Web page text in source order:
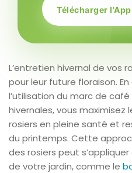
Télécharger
L’entretien hivernal de vos
pour leur future floraison.
l’utilisation du marc de
hivernales, vous maximisez
rosiers en pleine santé et
du printemps. Cette
des rosiers peut
de votre jardin, comme le